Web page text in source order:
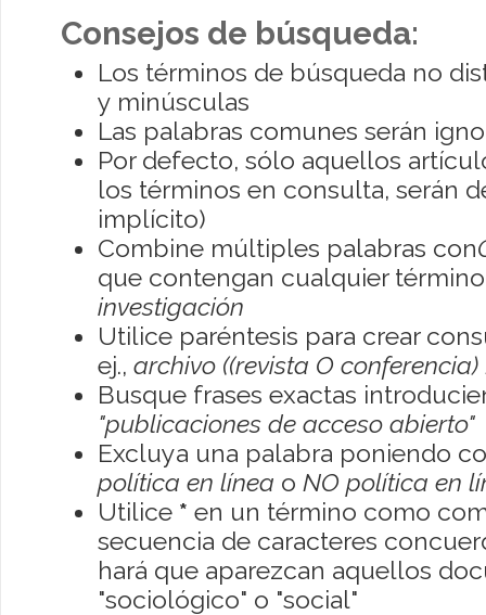
Consejos de búsqueda:
Los términos de búsqueda no
y minúsculas
Las palabras comunes serán
Por defecto, sólo aquellos
los términos en consulta, serán
implícito)
Combine múltiples palabras con
que contengan cualquier
investigación
Utilice paréntesis para crear
ej., archivo ((revista O conferencia)
Busque frases exactas
"publicaciones de acceso abierto"
Excluya una palabra poniendo
política en línea o NO política en
Utilice * en un término como
secuencia de caracteres
hará que aparezcan aquellos
"sociológico" o "social"